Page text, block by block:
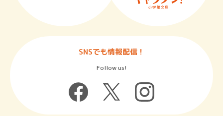
SNSでも情報配信！
Follow us!